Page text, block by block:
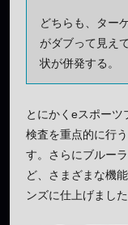
どちらも、ター
がダブって見え
状が併発する。
とにかくeスポーツ
検査を重点的に行
す。さらにブルー
ど、さまざまな機
ンズに仕上げました